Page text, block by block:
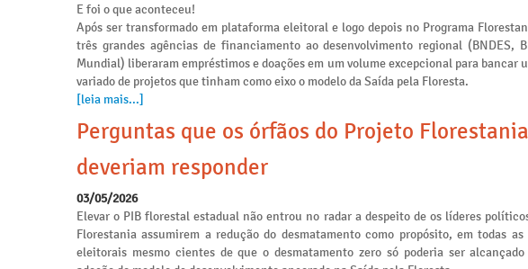
E foi o que aconteceu!
Após ser transformado em plataforma eleitoral e logo depois no Programa
três grandes agências de financiamento ao desenvolvimento regional (BNDES,
Mundial) liberaram empréstimos e doações em um volume excepcional para bancar
variado de projetos que tinham como eixo o modelo da Saída pela Floresta.
[leia mais...]
Perguntas que os órfãos do Projeto Florestania
deveriam responder
03/05/2026
Elevar o PIB florestal estadual não entrou no radar a despeito de os líderes
Florestania assumirem a redução do desmatamento como propósito, em todas as
eleitorais mesmo cientes de que o desmatamento zero só poderia ser